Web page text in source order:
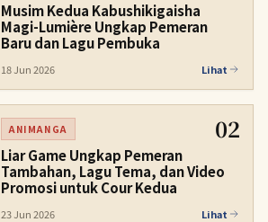
Musim Kedua Kabushikigaisha
Magi-Lumière Ungkap Pemeran
Baru dan Lagu Pembuka
18 Jun 2026 Lihat
ANIMANGA 02
Liar Game Ungkap Pemeran
Tambahan, Lagu Tema, dan Video
Promosi untuk Cour Kedua
23 Jun 2026 Lihat